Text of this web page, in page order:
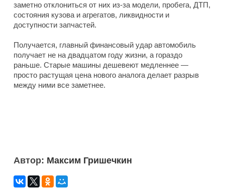
заметно отклониться от них из-за модели, пробега, ДТП,
состояния кузова и агрегатов, ликвидности и
доступности запчастей.
Получается, главный финансовый удар автомобиль
получает не на двадцатом году жизни, а гораздо
раньше. Старые машины дешевеют медленнее —
просто растущая цена нового аналога делает разрыв
между ними все заметнее.
Автор: Максим Гришечкин